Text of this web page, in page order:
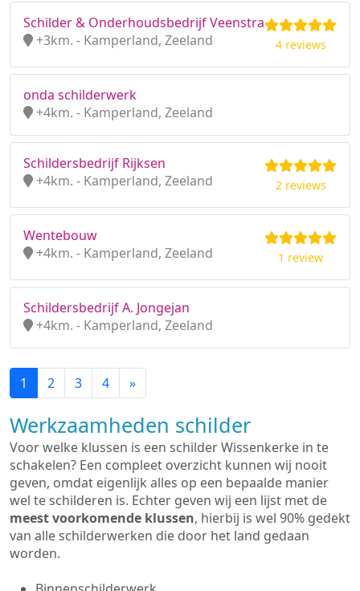
Schilder & Onderhoudsbedrijf Veenstra
+3km. - Kamperland, Zeeland
4 reviews
onda schilderwerk
+4km. - Kamperland, Zeeland
Schildersbedrijf Rijksen
+4km. - Kamperland, Zeeland
2 reviews
Wentebouw
+4km. - Kamperland, Zeeland
1 review
Schildersbedrijf A. Jongejan
+4km. - Kamperland, Zeeland
1 2 3 4 »
Werkzaamheden schilder
Voor welke klussen is een schilder Wissenkerke in te
schakelen? Een compleet overzicht kunnen wij nooit
geven, omdat eigenlijk alles op een bepaalde manier
wel te schilderen is. Echter geven wij een lijst met de
meest voorkomende klussen, hierbij is wel 90% gedekt
van alle schilderwerken die door het land gedaan
worden.